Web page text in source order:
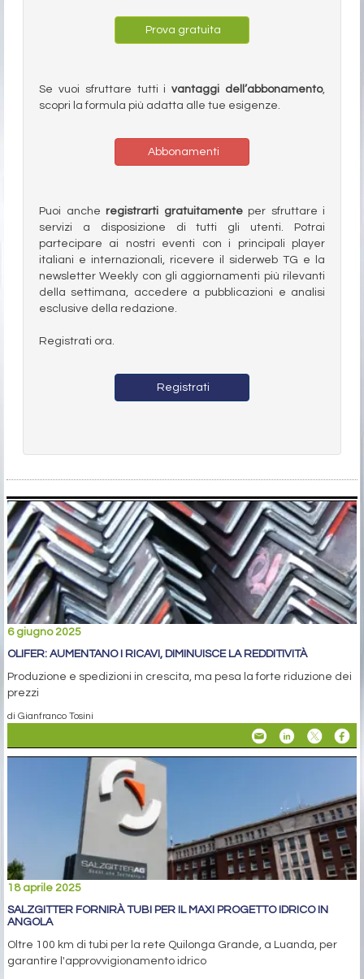
Prova gratuita
Se vuoi sfruttare tutti ivantaggi dell’abbonamento,
scopri la formula più adatta alle tue esigenze.
Abbonamenti
Puoi anche registrarti gratuitamenteper sfruttare i
servizi a disposizione di tutti gli utenti. Potrai
partecipare ai nostri eventi con i principali player
italiani e internazionali, ricevere il siderweb TG e la
newsletter Weekly con gli aggiornamenti più rilevanti
della settimana, accedere a pubblicazioni e analisi
esclusive della redazione.
Registrati ora.
Registrati
6 giugno 2025
OLIFER: AUMENTANO I RICAVI, DIMINUISCE LA REDDITIVITÀ
Produzione e spedizioni in crescita, ma pesa la forte riduzione dei
prezzi
di Gianfranco Tosini
18 aprile 2025
SALZGITTER FORNIRÀ TUBI PER IL MAXI PROGETTO IDRICO IN
ANGOLA
Oltre 100 km di tubi per la rete Quilonga Grande, a Luanda, per
garantire l'approvvigionamento idrico